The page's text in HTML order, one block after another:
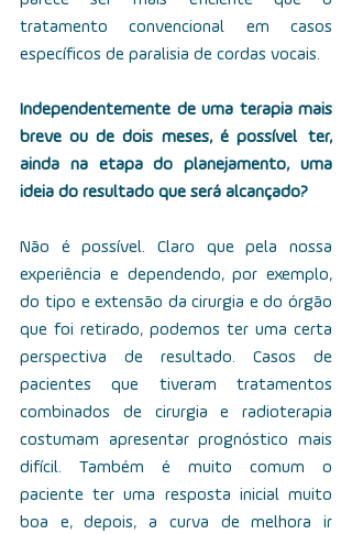
tratamento convencional em casos
específicos de paralisia de cordas vocais.
Independentemente de uma terapia mais
breve ou de dois meses, é possível  ter,
ainda na etapa do planejamento, uma
ideia do resultado que será alcançado?
Não é possível. Claro que pela nossa
experiência e dependendo, por exemplo,
do tipo  e extensão da cirurgia e do órgão
que foi retirado, podemos ter uma certa
perspectiva de resultado. Casos de
pacientes que tiveram tratamentos
combinados de cirurgia e radioterapia
costumam apresentar prognóstico mais
difícil. Também é muito comum o
paciente ter uma resposta inicial muito
boa e, depois, a curva de melhora ir